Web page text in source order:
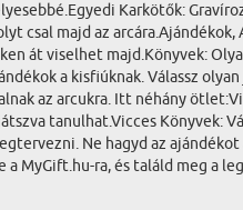
Karkötők:
majd az
át viselhet majd.Könyvek:
a kisfiúknak. Válassz
az arcukra. Itt néhány
tanulhat.Vicces Könyvek:
Ne hagyd az
MyGift.hu-ra, és találd meg a